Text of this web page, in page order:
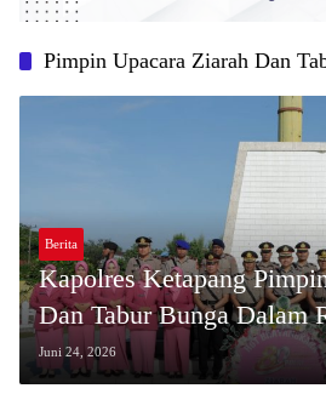
Pimpin Upacara Ziarah Dan
Berita
Kapolres Ketapang
Dan Tabur Bunga Dalam
Bhayangkara Ke-80
Juni 24, 2026